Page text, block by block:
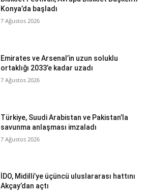
Konya’da başladı
7 Ağustos 2026
Emirates ve Arsenal’in uzun soluklu
ortaklığı 2033’e kadar uzadı
7 Ağustos 2026
Türkiye, Suudi Arabistan ve Pakistan’la
savunma anlaşması imzaladı
7 Ağustos 2026
İDO, Midilli’ye üçüncü uluslararası hattını
Akçay’dan açtı